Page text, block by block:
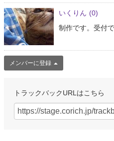
いくりん (0)
制作です。受付
メンバーに登録
トラックバックURLはこちら